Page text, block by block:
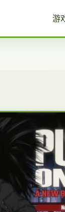
游